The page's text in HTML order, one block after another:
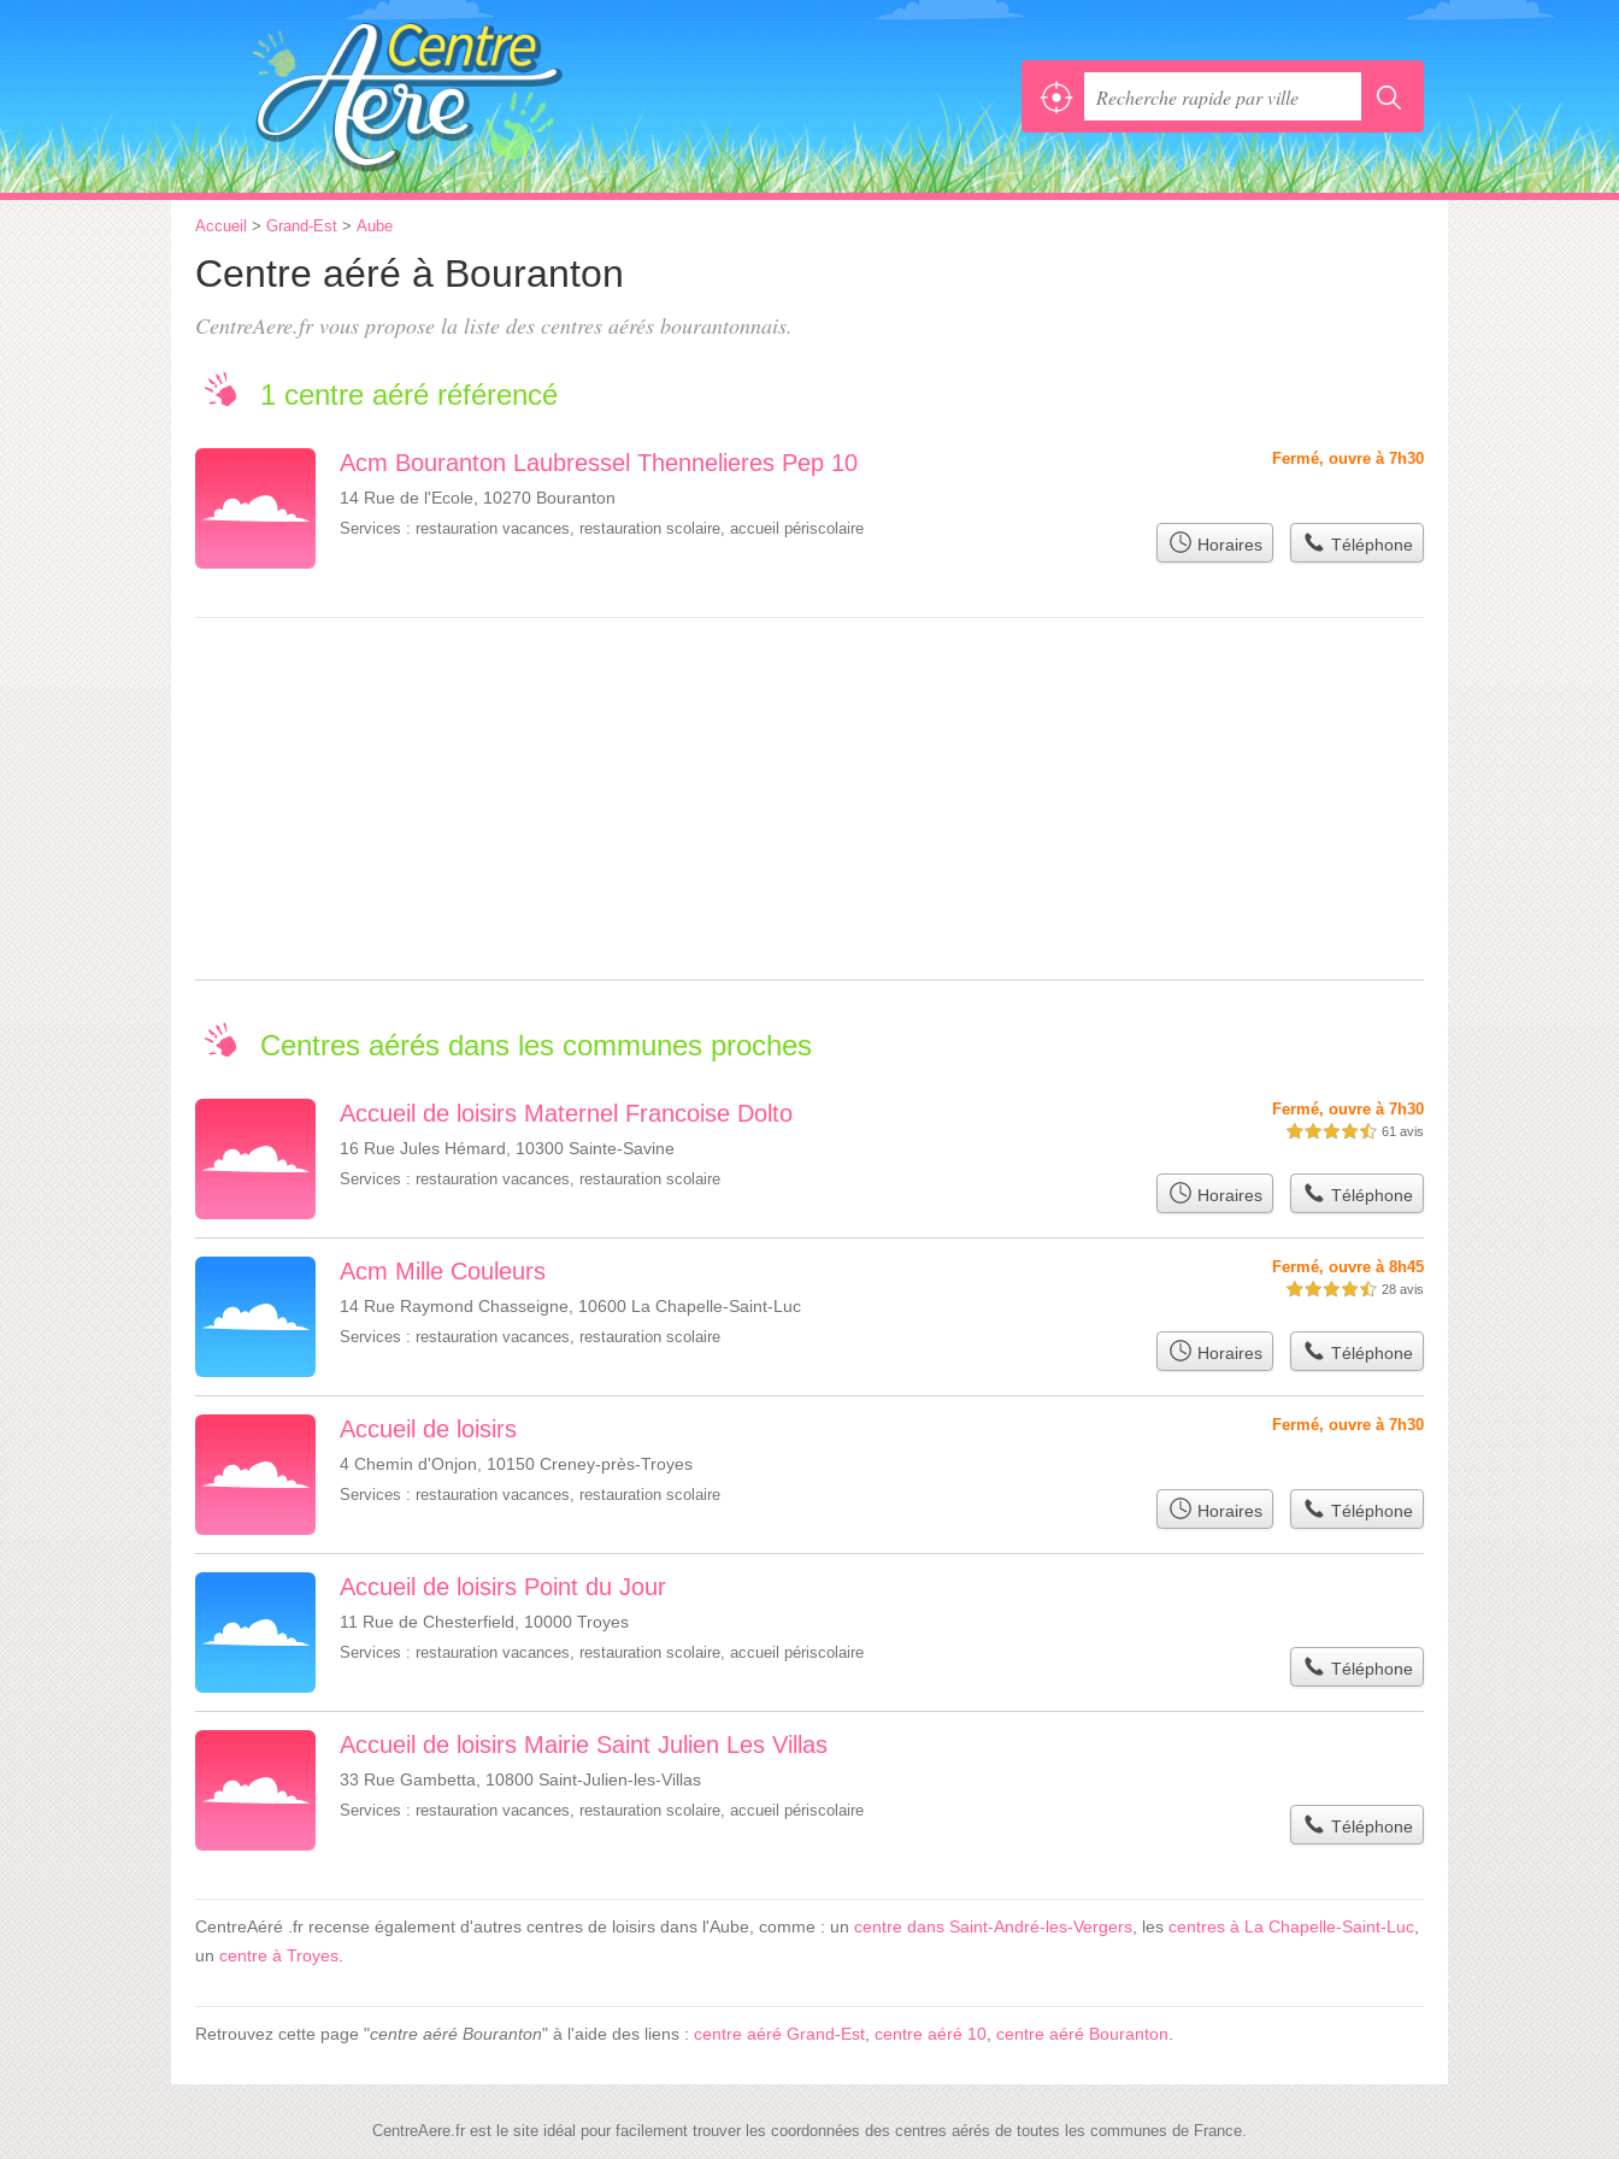
Accueil > Grand-Est > Aube
Centre aéré à Bouranton
CentreAere.fr vous propose la liste des centres aérés bourantonnais.
1 centre aéré référencé
Acm Bouranton Laubressel Thennelieres Pep 10
14 Rue de l'Ecole, 10270 Bouranton
Fermé, ouvre à 7h30
Services : restauration vacances, restauration scolaire, accueil périscolaire
Horaires Téléphone
Centres aérés dans les communes proches
Accueil de loisirs Maternel Francoise Dolto
16 Rue Jules Hémard, 10300 Sainte-Savine
Fermé, ouvre à 7h30
4,5 étoiles sur 5 61 avis
Services : restauration vacances, restauration scolaire
Horaires Téléphone
Acm Mille Couleurs
14 Rue Raymond Chasseigne, 10600 La Chapelle-Saint-Luc
Fermé, ouvre à 8h45
4,5 étoiles sur 5 28 avis
Services : restauration vacances, restauration scolaire
Horaires Téléphone
Accueil de loisirs
4 Chemin d'Onjon, 10150 Creney-près-Troyes
Fermé, ouvre à 7h30
Services : restauration vacances, restauration scolaire
Horaires Téléphone
Accueil de loisirs Point du Jour
11 Rue de Chesterfield, 10000 Troyes
Services : restauration vacances, restauration scolaire, accueil périscolaire
Téléphone
Accueil de loisirs Mairie Saint Julien Les Villas
33 Rue Gambetta, 10800 Saint-Julien-les-Villas
Services : restauration vacances, restauration scolaire, accueil périscolaire
Téléphone
CentreAéré .fr recense également d'autres centres de loisirs dans l'Aube, comme : un centre dans Saint-André-les-Vergers , les centres à La Chapelle-Saint-Luc
un centre à Troyes
Retrouvez cette page "centre aéré Bouranton" à l'aide des liens : centre aéré Grand-Est centre aéré 10 centre aéré Bouranton
CentreAere.fr est le site idéal pour facilement trouver les coordonnées des centres aérés de toutes les communes de France.